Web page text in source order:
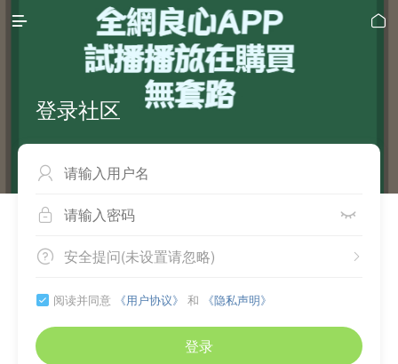
 
登录社区

 
 
安全提问(未设置请忽略)
 阅读并同意 《用户协议》 和 《隐私声明》
登录